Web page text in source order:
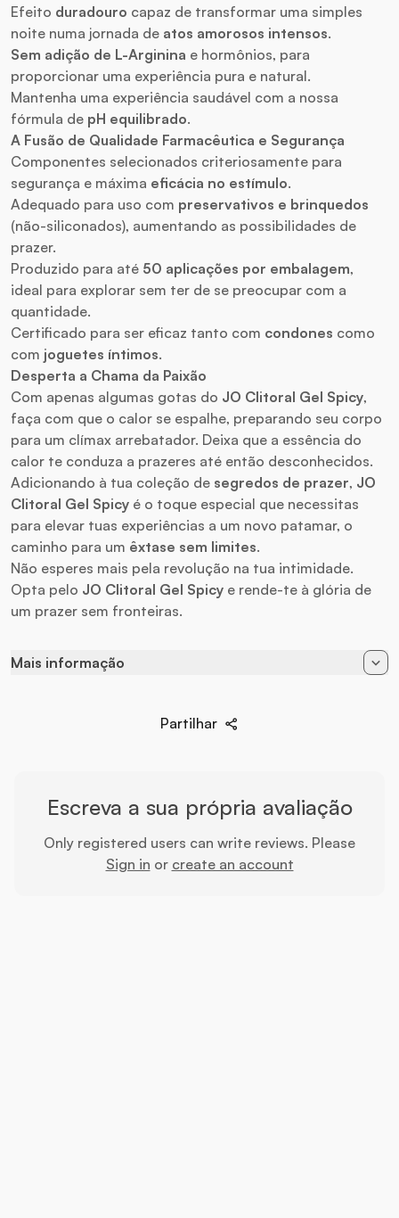
Efeito duradouro capaz de transformar uma simples
noite numa jornada de atos amorosos intensos.
Sem adição de L-Arginina e hormônios, para
proporcionar uma experiência pura e natural.
Mantenha uma experiência saudável com a nossa
fórmula de pH equilibrado.
A Fusão de Qualidade Farmacêutica e Segurança
Componentes selecionados criteriosamente para
segurança e máxima eficácia no estímulo.
Adequado para uso com preservativos e brinquedos
(não-siliconados), aumentando as possibilidades de
prazer.
Produzido para até 50 aplicações por embalagem,
ideal para explorar sem ter de se preocupar com a
quantidade.
Certificado para ser eficaz tanto com condones como
com joguetes íntimos.
Desperta a Chama da Paixão
Com apenas algumas gotas do JO Clitoral Gel Spicy,
faça com que o calor se espalhe, preparando seu corpo
para um clímax arrebatador. Deixa que a essência do
calor te conduza a prazeres até então desconhecidos.
Adicionando à tua coleção de segredos de prazer, JO
Clitoral Gel Spicy é o toque especial que necessitas
para elevar tuas experiências a um novo patamar, o
caminho para um êxtase sem limites.
Não esperes mais pela revolução na tua intimidade.
Opta pelo JO Clitoral Gel Spicy e rende-te à glória de
um prazer sem fronteiras.
Mais informação
796494401248
Partilhar
Escreva a sua própria avaliação
Only registered users can write reviews. Please
Sign in or create an account